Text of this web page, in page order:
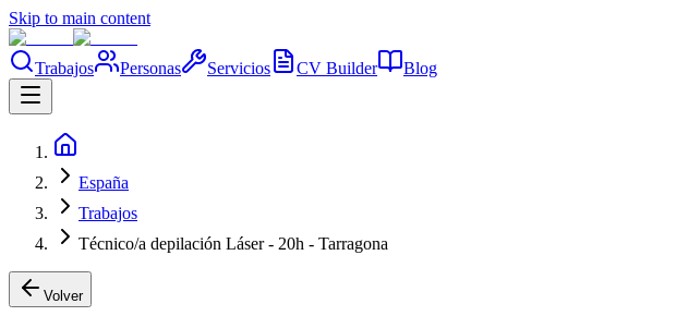
Skip to main content
Trabajos Personas Servicios CV Builder Blog
España
Trabajos
Técnico/a depilación Láser - 20h - Tarragona
Volver